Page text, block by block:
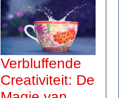
Verbluffende
Creativiteit: De